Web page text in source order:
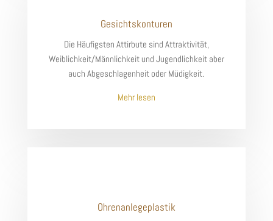
Gesichtskonturen
Die Häufigsten Attirbute sind Attraktivität,
Weiblichkeit/Männlichkeit und Jugendlichkeit aber
auch Abgeschlagenheit oder Müdigkeit.
Mehr lesen
Ohrenanlegeplastik